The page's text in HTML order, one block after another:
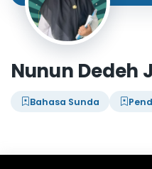
Nunun Dedeh
Bahasa Sunda